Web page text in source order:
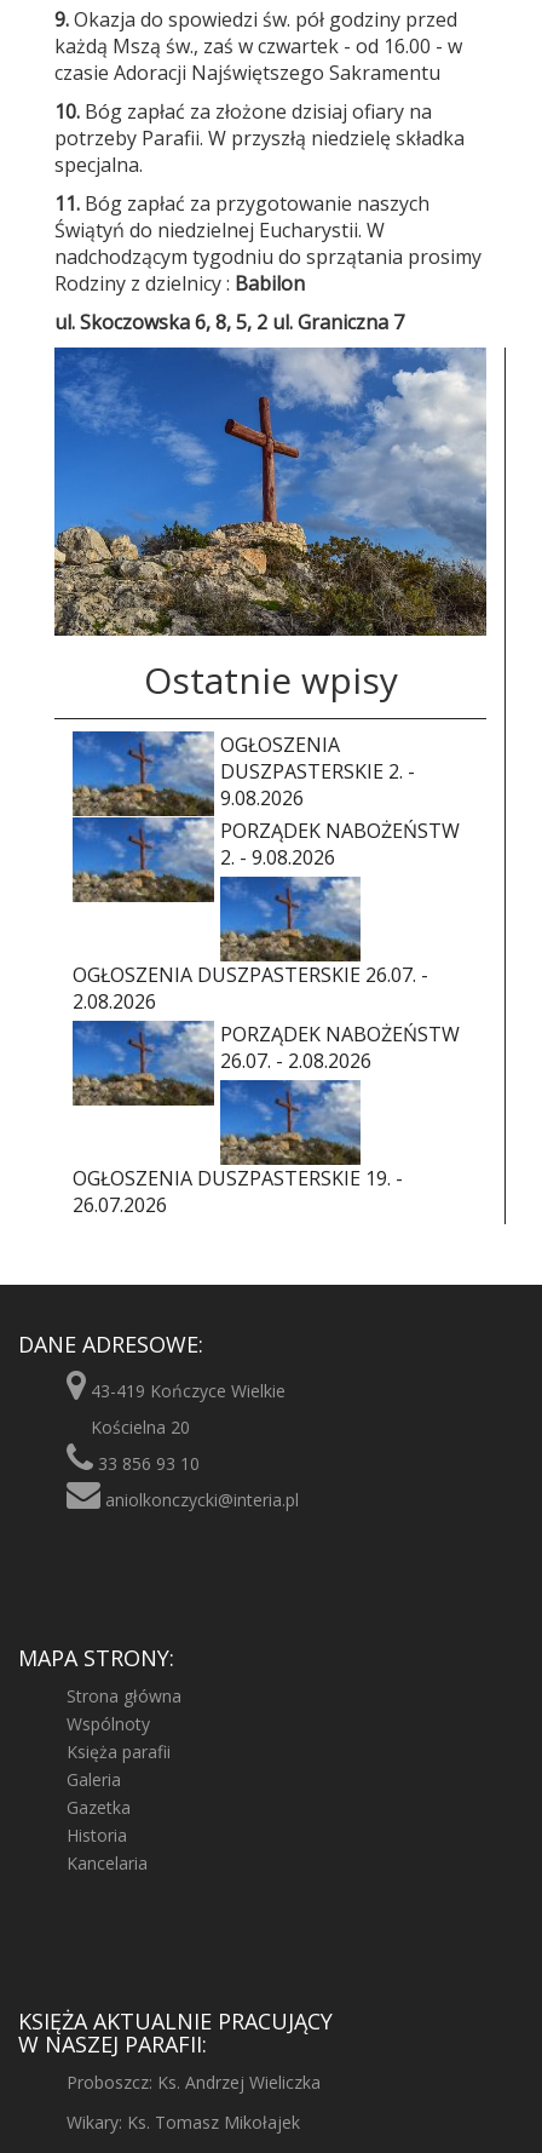
9.Okazja do spowiedzi św. pół godziny przed
każdą Mszą św., zaś w czwartek - od 16.00 - w
czasie Adoracji Najświętszego Sakramentu
10. Bóg zapłać za złożone dzisiaj ofiary na
potrzeby Parafii. W przyszłą niedzielę składka
specjalna.
11. Bóg zapłać za przygotowanie naszych
Świątyń do niedzielnej Eucharystii. W
nadchodzącym tygodniu do sprzątania prosimy
Rodziny z dzielnicy : Babilon
ul. Skoczowska 6, 8, 5, 2 ul. Graniczna 7
Ostatnie wpisy
OGŁOSZENIA
DUSZPASTERSKIE 2. -
9.08.2026
PORZĄDEK NABOŻEŃSTW
2. - 9.08.2026
OGŁOSZENIA DUSZPASTERSKIE 26.07. -
2.08.2026
PORZĄDEK NABOŻEŃSTW
26.07. - 2.08.2026
OGŁOSZENIA DUSZPASTERSKIE 19. -
26.07.2026
DANE ADRESOWE:
43-419 Kończyce Wielkie
Kościelna 20
33 856 93 10
aniolkonczycki@interia.pl
MAPA STRONY:
Strona główna
Wspólnoty
Księża parafii
Galeria
Gazetka
Historia
Kancelaria
KSIĘŻA AKTUALNIE PRACUJĄCY
W NASZEJ PARAFII:
Proboszcz: Ks. Andrzej Wieliczka
Wikary: Ks. Tomasz Mikołajek